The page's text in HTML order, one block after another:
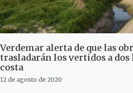
Verdemar alerta de que las
trasladarán los vertidos a
costa
12 de agosto de 2020